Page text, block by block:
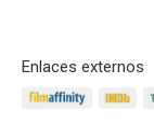
Enlaces externos